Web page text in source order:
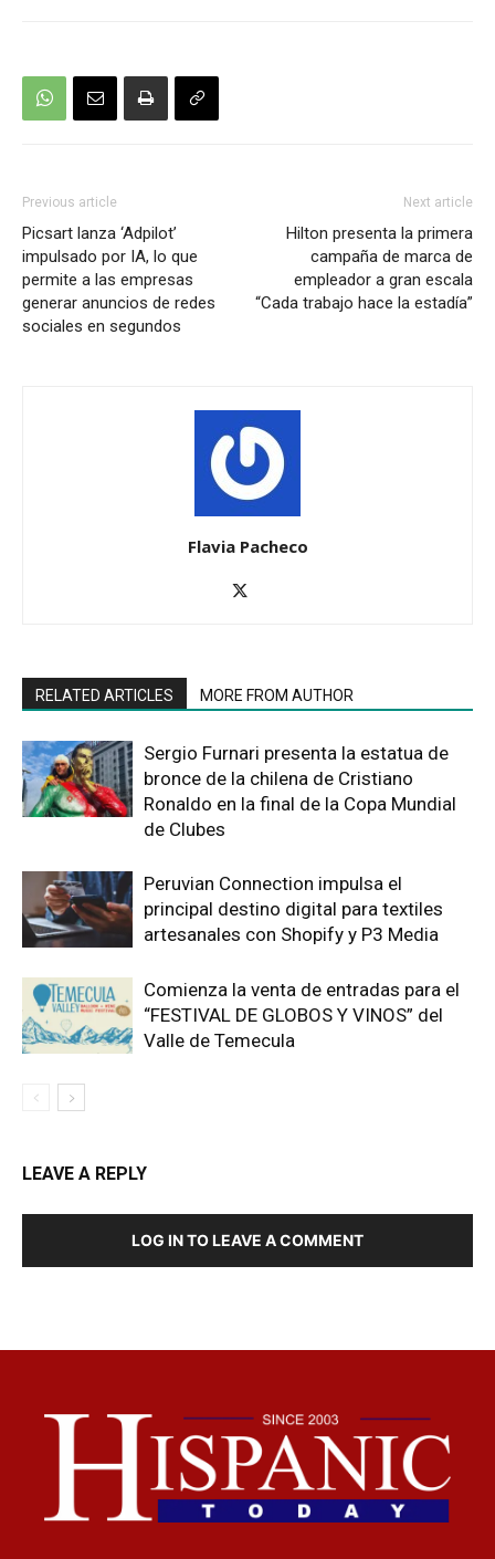
Previous article
Picsart lanza ‘Adpilot’
impulsado por IA, lo que
permite a las empresas
generar anuncios de redes
sociales en segundos
Next article
Hilton presenta la primera
campaña de marca de
empleador a gran escala
“Cada trabajo hace la estadía”
Flavia Pacheco
RELATED ARTICLES MORE FROM AUTHOR
Sergio Furnari presenta la estatua de
bronce de la chilena de Cristiano
Ronaldo en la final de la Copa Mundial
de Clubes
Peruvian Connection impulsa el
principal destino digital para textiles
artesanales con Shopify y P3 Media
Comienza la venta de entradas para el
“FESTIVAL DE GLOBOS Y VINOS” del
Valle de Temecula
LEAVE A REPLY
LOG IN TO LEAVE A COMMENT